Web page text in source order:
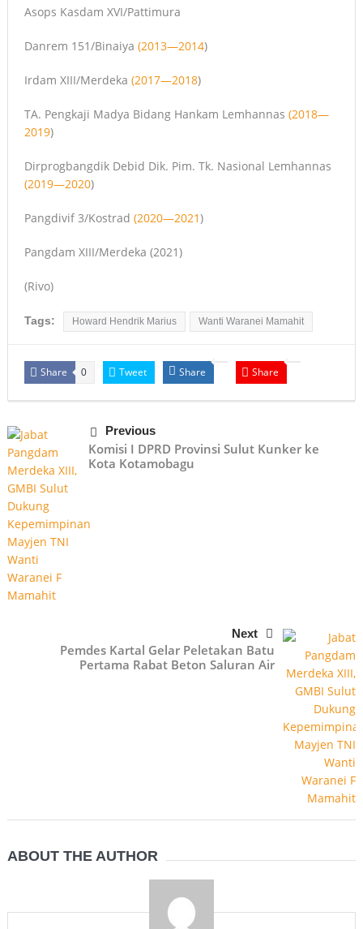
Asops Kasdam XVI/Pattimura
Danrem 151/Binaiya (2013—2014)
Irdam XIII/Merdeka (2017—2018)
TA. Pengkaji Madya Bidang Hankam Lemhannas (2018—
2019)
Dirprogbangdik Debid Dik. Pim. Tk. Nasional Lemhannas
(2019—2020)
Pangdivif 3/Kostrad (2020—2021)
Pangdam XIII/Merdeka (2021)
(Rivo)
Tags: Howard Hendrik Marius Wanti Waranei Mamahit
Share 0 Tweet Share Share
Previous
Komisi I DPRD Provinsi Sulut Kunker ke
Kota Kotamobagu
Next
Pemdes Kartal Gelar Peletakan Batu
Pertama Rabat Beton Saluran Air
ABOUT THE AUTHOR